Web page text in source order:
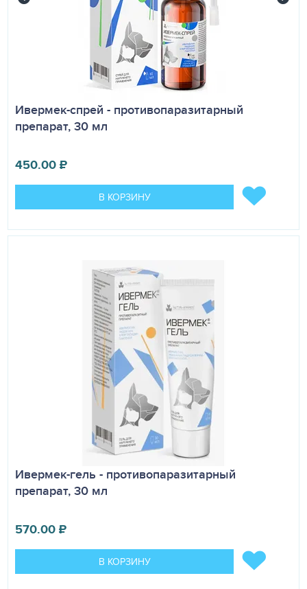
Ивермек-спрей - противопаразитарный
препарат, 30 мл
450.00₽
В КОРЗИНУ
Ивермек-гель - противопаразитарный
препарат, 30 мл
570.00₽
В КОРЗИНУ